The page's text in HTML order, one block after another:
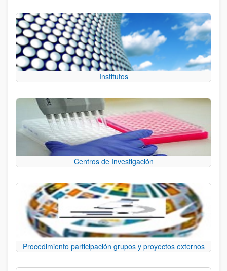
Institutos
Centros de Investigación
Procedimiento participación grupos y proyectos externos